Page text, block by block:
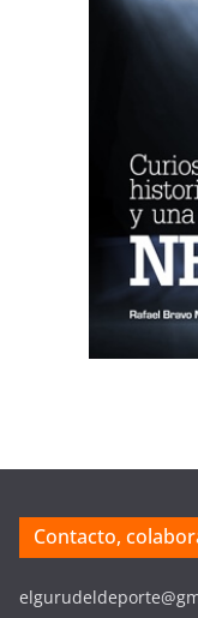
Contacto,